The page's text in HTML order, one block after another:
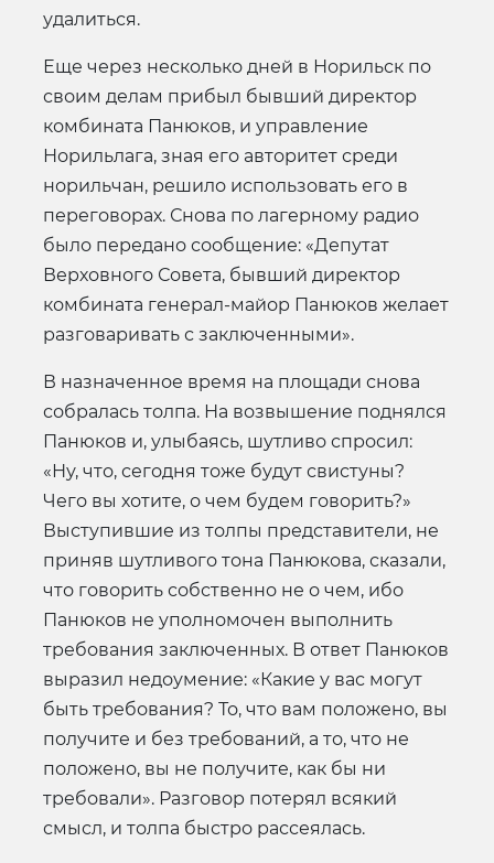
удалиться.
Еще через несколько дней в Норильск по
своим делам прибыл бывший директор
комбината Панюков, и управление
Норильлага, зная его авторитет среди
норильчан, решило использовать его в
переговорах. Снова по лагерному радио
было передано сообщение: «Депутат
Верховного Совета, бывший директор
комбината генерал-майор Панюков желает
разговаривать с заключенными».
В назначенное время на площади снова
собралась толпа. На возвышение поднялся
Панюков и, улыбаясь, шутливо спросил:
«Ну, что, сегодня тоже будут свистуны?
Чего вы хотите, о чем будем говорить?»
Выступившие из толпы представители, не
приняв шутливого тона Панюкова, сказали,
что говорить собственно не о чем, ибо
Панюков не уполномочен выполнить
требования заключенных. В ответ Панюков
выразил недоумение: «Какие у вас могут
быть требования? То, что вам положено, вы
получите и без требований, а то, что не
положено, вы не получите, как бы ни
требовали». Разговор потерял всякий
смысл, и толпа быстро рассеялась.